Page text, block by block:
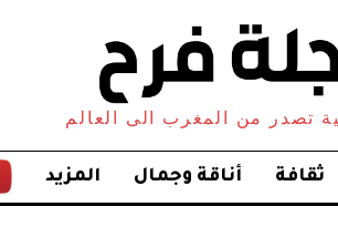
تصدر من المغرب الى العالم
ثقافة أناقة وجمال المزيد